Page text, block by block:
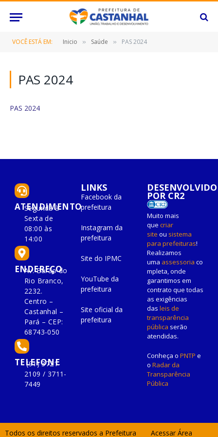
VOCÊ ESTÁ EM: Inicio » Saúde » PAS 2024
PAS 2024
PAS 2024
ATENDIMENTO
Segunda à
Sexta de
08:00 às
14:00
ENDEREÇO
Av. Barão do
Rio Branco,
2232.
Centro –
Castanhal –
Pará – CEP:
68743-050
TELEFONE
(91) 3721-
2109 / 3711-
7449
LINKS
Facebook da
prefeitura
Instagram da
prefeitura
Site do IPMC
YouTube da
prefeitura
Site oficial da
prefeitura
DESENVOLVIDO
POR CR2
Muito mais
que criar
site ou sistema
para prefeituras!
Realizamos
uma assessoria co
mpleta, onde
garantimos em
contrato que todas
as exigências
das leis de
transparência
pública serão
atendidas.
Conheça o PNTP e
o Radar da
Transparência
Pública
Todos os direitos reservados a Prefeitura Acessar Área